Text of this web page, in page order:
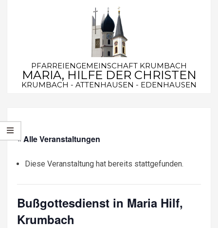
PFARREIENGEMEINSCHAFT KRUMBACH
MARIA, HILFE DER CHRISTEN
KRUMBACH - ATTENHAUSEN - EDENHAUSEN
Navigation
Menu
« Alle Veranstaltungen
Diese Veranstaltung hat bereits stattgefunden.
Bußgottesdienst in Maria Hilf,
Krumbach